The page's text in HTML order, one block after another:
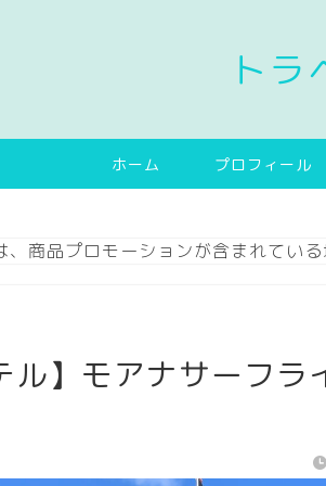
トラ
ホーム プロフィール
商品プロモーションが含まれている
ル】モアナサーフ